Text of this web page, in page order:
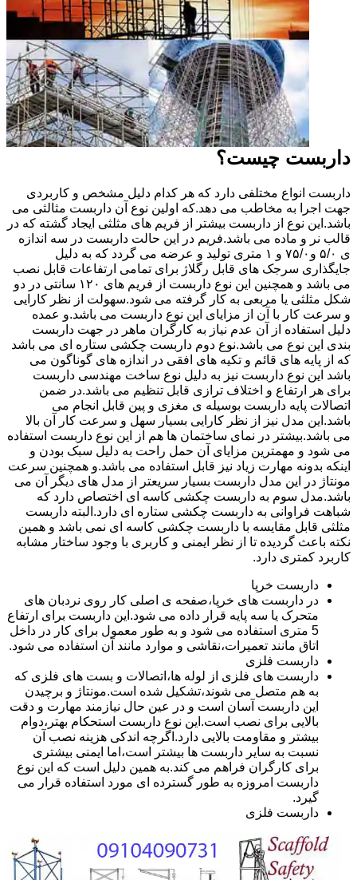
داربست چیست؟
داربست انواع مختلفی دارد که هر کدام دلیل مشخص و کاربردی
جهت اجرا به مخاطب می دهد.که اولین نوع آن داربست مثالثی می
باشد.این نوع از داربست بیشتر از فریم های مثلثی ایجاد گشته که در
قالب نر و ماده می باشد.فریم در این حالت داربست در سه اندازه
ی ۵/۰ و۷۵/۰ و ۱ متری تولید و عرضه می گردد که به دلیل
جایگذاری سرجک های قابل رگلاژ برای تمامی ارتفاعات قابل نصب
می باشد و همچنین این نوع داربست از فریم های ۱۲۰ سانتی در دو
شکل مثلثی یا مربعی به کار گرفته می شود.سهولت از نظر کارایی
و سرعت کار با آن از مزایای این نوع داربست می باشد.و عمده
دلیل استفاده از آن عدم نیاز به کارگران ماهر در جهت داربست
بندی این نوع می باشد.نوع دوم داربست چکشی ستاره ای می باشد
که از پایه های قائم و تکیه های افقی در اندازه های گوناگون می
باشد این نوع داربست نیز به دلیل نوع ساخت مهندسی داربست
برای هر ارتفاع و اختلاف ترازی قابل تنظیم می باشد.در ضمن
اتصالات پایه داربست بوسیله ی مغزی و پین قابل انجام می
باشد.این مدل نیز از نظر کارایی بسیار سهل و سرعت کار آن بالا
می باشد.بیشتر در نمای ساختمان ها هم از این نوع داربست استفاده
می شود و مهمترین مزایای آن حمل راحت به دلیل سبک بودن و
اینکه بدونه مهارت زیاد نیز قابل استفاده می باشد.و همچنین سرعت
مونتاژ در این مدل داربست بسیار سریعتر از مدل های دیگر آن می
باشد.مدل سوم به داربست چکشی کاسه ای اختصاص دارد که
شباهت فراوانی به داربست چکشی ستاره ای دارد.البته داربست
مثلثی قابل مقایسه با داربست چکشی کاسه ای نمی باشد و همین
نکته باعث گردیده تا از نظر ایمنی و کاربری با وجود ساختار مشابه
کاربرد کمتری دارد.
داربست خرپا
در داربست های خرپا،صفحه ی اصلی کار روی نردبان های
متحرک یا سه پایه قرار داده می شود.این داربست برای ارتفاع
5 متری استفاده می شود و به طور معمول برای کار در داخل
اتاق مانند تعمیرات،نقاشی و موارد مانند آن استفاده می شود.
داربست فلزی
داربست های فلزی از لوله ها،اتصالات و بست های فلزی که
به هم متصل می شوند،تشکیل شده است.مونتاژ و برچیدن
این داربست آسان است و در عین حال نیازمند مهارت و دقت
بالایی برای نصب است.این نوع داربست استحکام بهتر،دوام
بیشتر و مقاومت بالایی دارد.اگرچه اندکی هزینه نصب آن
نسبت به سایر داربست ها بیشتر است،اما ایمنی بیشتری
برای کارگران فراهم می کند.به همین دلیل است که این نوع
داربست امروزه به طور گسترده ای مورد استفاده قرار می
گیرد.
داربست فلزی